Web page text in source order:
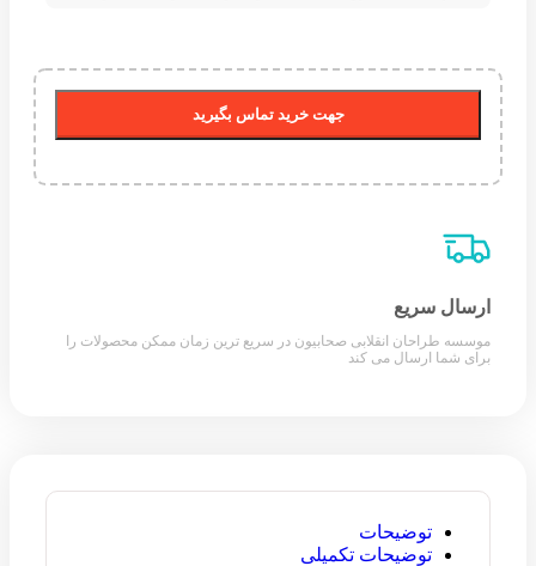
جهت خرید تماس بگیرید
ارسال سریع
موسسه طراحان انقلابی صحابیون در سریع ترین زمان ممکن محصولات را
برای شما ارسال می کند
توضیحات
توضیحات تکمیلی